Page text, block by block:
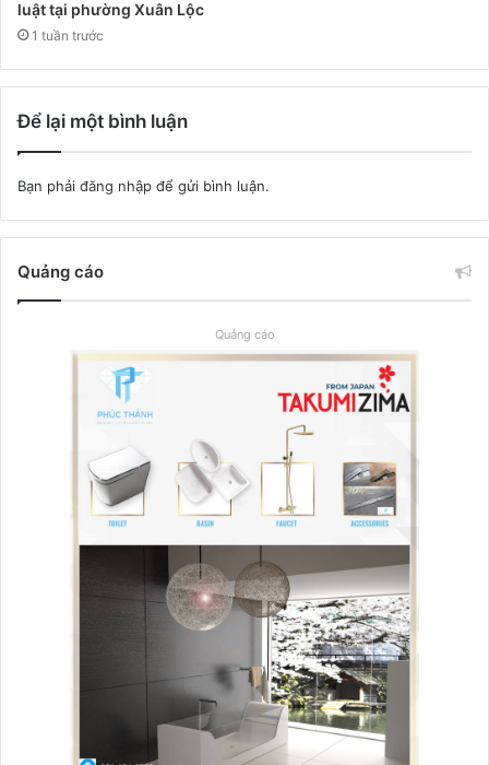
luật tại phường Xuân Lộc
1 tuần trước
Để lại một bình luận
Bạn phải đăng nhập để gửi bình luận.
Quảng cáo
Quảng cáo